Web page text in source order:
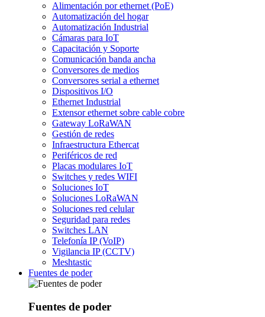
Alimentación por ethernet (PoE)
Automatización del hogar
Automatización Industrial
Cámaras para IoT
Capacitación y Soporte
Comunicación banda ancha
Conversores de medios
Conversores serial a ethernet
Dispositivos I/O
Ethernet Industrial
Extensor ethernet sobre cable cobre
Gateway LoRaWAN
Gestión de redes
Infraestructura Ethercat
Periféricos de red
Placas modulares IoT
Switches y redes WIFI
Soluciones IoT
Soluciones LoRaWAN
Soluciones red celular
Seguridad para redes
Switches LAN
Telefonía IP (VoIP)
Vigilancia IP (CCTV)
Meshtastic
Fuentes de poder
Fuentes de poder